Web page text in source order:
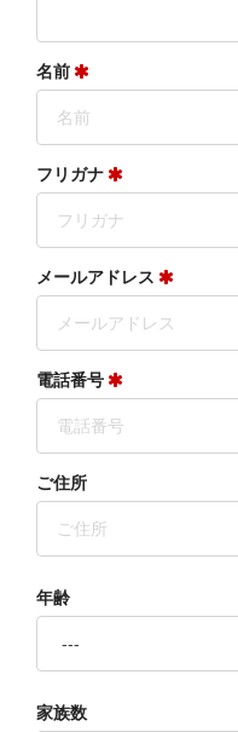
名前
フリガナ
メールアドレス
電話番号
ご住所
年齢
家族数